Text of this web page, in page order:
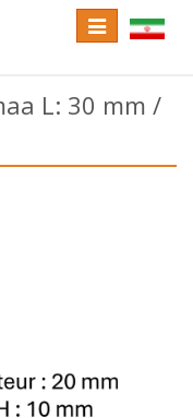
Toggle
Toggle
navigation
L: 30 mm /